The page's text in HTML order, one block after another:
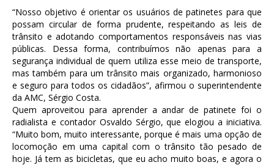
“Nosso objetivo é orientar os usuários de patinetes para que
possam circular de forma prudente, respeitando as leis de
trânsito e adotando comportamentos responsáveis nas vias
públicas. Dessa forma, contribuímos não apenas para a
segurança individual de quem utiliza esse meio de transporte,
mas também para um trânsito mais organizado, harmonioso
e seguro para todos os cidadãos”, afirmou o superintendente
da AMC, Sérgio Costa.
Quem aproveitou para aprender a andar de patinete foi o
radialista e contador Osvaldo Sérgio, que elogiou a iniciativa.
“Muito bom, muito interessante, porque é mais uma opção de
locomoção em uma capital com o trânsito tão pesado de
hoje. Já tem as bicicletas, que eu acho muito boas, e agora o